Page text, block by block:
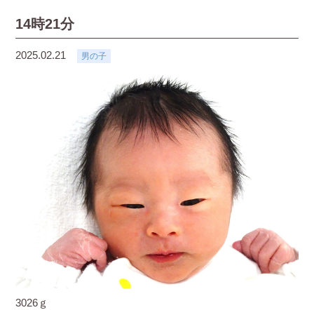
14時21分
2025.02.21 男の子
3026ｇ